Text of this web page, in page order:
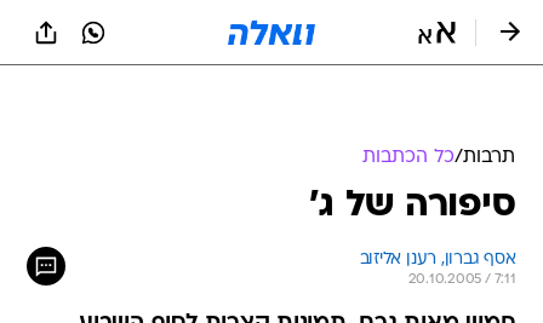
תרבות/כל הכתבות
סיפורה של ג'
אסף גברון, רענן אליזוב
20.10.2005 / 7:11